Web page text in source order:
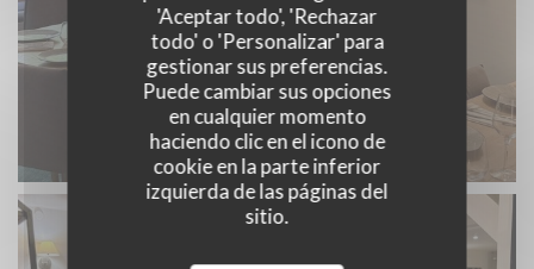
'Aceptar todo', 'Rechazar
todo' o 'Personalizar' para
gestionar sus preferencias.
Puede cambiar sus opciones
en cualquier momento
haciendo clic en el icono de
cookie en la parte inferior
izquierda de las páginas del
sitio.